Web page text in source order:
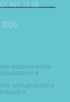
491 15 38
2026
академическое
в
методической и
и